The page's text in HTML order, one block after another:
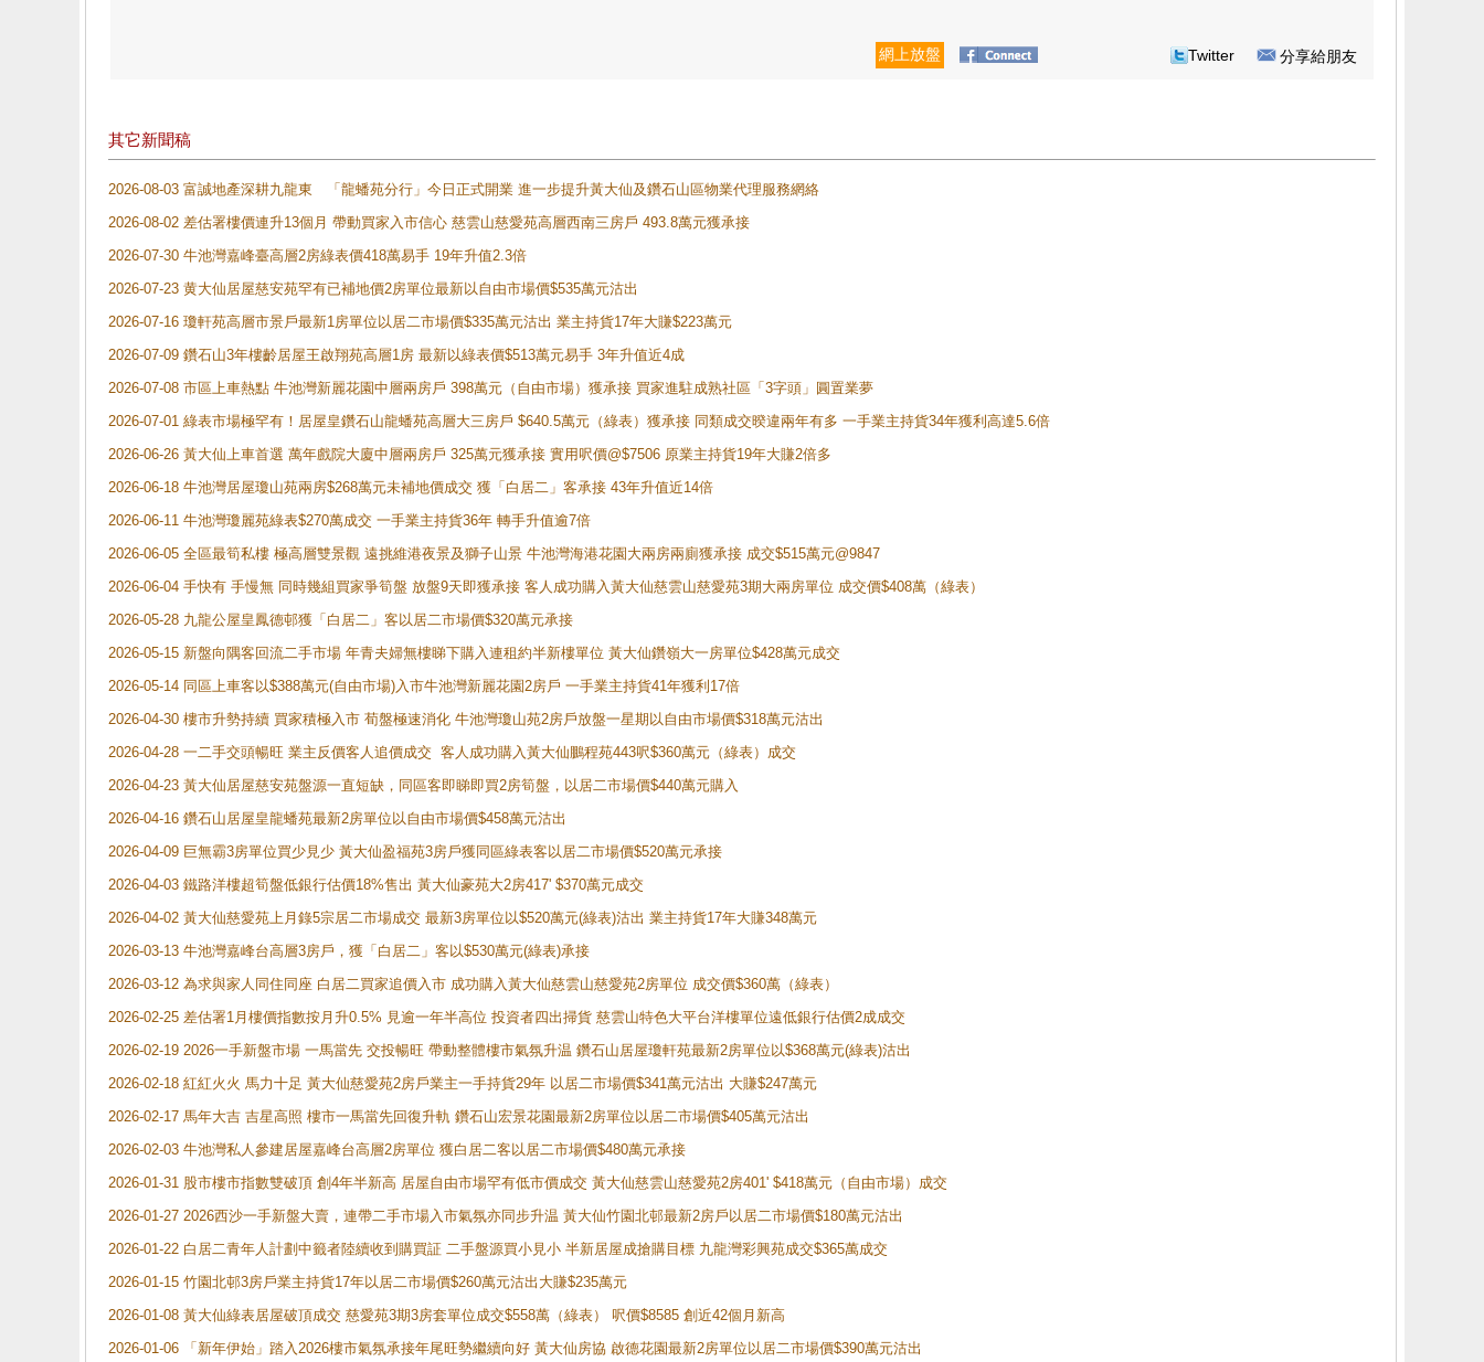
網上放盤 Twitter 分享給朋友
其它新聞稿
2026-08-03 富誠地產深耕九龍東 「龍蟠苑分行」今日正式開業 進一步提升黃大仙及鑽石山區物業代理服務網絡
2026-08-02 差估署樓價連升13個月 帶動買家入市信心 慈雲山慈愛苑高層西南三房戶 493.8萬元獲承接
2026-07-30 牛池灣嘉峰臺高層2房綠表價418萬易手 19年升值2.3倍
2026-07-23 黄大仙居屋慈安苑罕有已補地價2房單位最新以自由市場價$535萬元沽出
2026-07-16 瓊軒苑高層市景戶最新1房單位以居二市場價$335萬元沽出 業主持貨17年大賺$223萬元
2026-07-09 鑽石山3年樓齡居屋王啟翔苑高層1房 最新以綠表價$513萬元易手 3年升值近4成
2026-07-08 市區上車熱點 牛池灣新麗花園中層兩房戶 398萬元（自由市場）獲承接 買家進駐成熟社區「3字頭」圓置業夢
2026-07-01 綠表市場極罕有！居屋皇鑽石山龍蟠苑高層大三房戶 $640.5萬元（綠表）獲承接 同類成交暌違兩年有多 一手業主持貨34年獲利高達5.6倍
2026-06-26 黃大仙上車首選 萬年戲院大廈中層兩房戶 325萬元獲承接 實用呎價@$7506 原業主持貨19年大賺2倍多
2026-06-18 牛池灣居屋瓊山苑兩房$268萬元未補地價成交 獲「白居二」客承接 43年升值近14倍
2026-06-11 牛池灣瓊麗苑綠表$270萬成交 一手業主持貨36年 轉手升值逾7倍
2026-06-05 全區最筍私樓 極高層雙景觀 遠挑維港夜景及獅子山景 牛池灣海港花園大兩房兩廁獲承接 成交$515萬元@9847
2026-06-04 手快有 手慢無 同時幾組買家爭筍盤 放盤9天即獲承接 客人成功購入黃大仙慈雲山慈愛苑3期大兩房單位 成交價$408萬（綠表）
2026-05-28 九龍公屋皇鳳德邨獲「白居二」客以居二市場價$320萬元承接
2026-05-15 新盤向隅客回流二手市場 年青夫婦無樓睇下購入連租約半新樓單位 黃大仙鑽嶺大一房單位$428萬元成交
2026-05-14 同區上車客以$388萬元(自由市場)入市牛池灣新麗花園2房戶 一手業主持貨41年獲利17倍
2026-04-30 樓市升勢持續 買家積極入市 荀盤極速消化 牛池灣瓊山苑2房戶放盤一星期以自由市場價$318萬元沽出
2026-04-28 一二手交頭暢旺 業主反價客人追價成交 客人成功購入黃大仙鵬程苑443呎$360萬元（綠表）成交
2026-04-23 黃大仙居屋慈安苑盤源一直短缺，同區客即睇即買2房筍盤，以居二市場價$440萬元購入
2026-04-16 鑽石山居屋皇龍蟠苑最新2房單位以自由市場價$458萬元沽出
2026-04-09 巨無霸3房單位買少見少 黃大仙盈福苑3房戶獲同區綠表客以居二市場價$520萬元承接
2026-04-03 鐵路洋樓超筍盤低銀行估價18%售出 黃大仙豪苑大2房417' $370萬元成交
2026-04-02 黃大仙慈愛苑上月錄5宗居二市場成交 最新3房單位以$520萬元(綠表)沽出 業主持貨17年大賺348萬元
2026-03-13 牛池灣嘉峰台高層3房戶，獲「白居二」客以$530萬元(綠表)承接
2026-03-12 為求與家人同住同座 白居二買家追價入市 成功購入黃大仙慈雲山慈愛苑2房單位 成交價$360萬（綠表）
2026-02-25 差估署1月樓價指數按月升0.5% 見逾一年半高位 投資者四出掃貨 慈雲山特色大平台洋樓單位遠低銀行估價2成成交
2026-02-19 2026一手新盤市場 一馬當先 交投暢旺 帶動整體樓市氣氛升温 鑽石山居屋瓊軒苑最新2房單位以$368萬元(綠表)沽出
2026-02-18 紅紅火火 馬力十足 黃大仙慈愛苑2房戶業主一手持貨29年 以居二市場價$341萬元沽出 大賺$247萬元
2026-02-17 馬年大吉 吉星高照 樓市一馬當先回復升軌 鑽石山宏景花園最新2房單位以居二市場價$405萬元沽出
2026-02-03 牛池灣私人參建居屋嘉峰台高層2房單位 獲白居二客以居二市場價$480萬元承接
2026-01-31 股市樓市指數雙破頂 創4年半新高 居屋自由市場罕有低市價成交 黃大仙慈雲山慈愛苑2房401' $418萬元（自由市場）成交
2026-01-27 2026西沙一手新盤大賣，連帶二手市場入市氣氛亦同步升温 黃大仙竹園北邨最新2房戶以居二市場價$180萬元沽出
2026-01-22 白居二青年人計劃中籤者陸續收到購買証 二手盤源買小見小 半新居屋成搶購目標 九龍灣彩興苑成交$365萬成交
2026-01-15 竹園北邨3房戶業主持貨17年以居二市場價$260萬元沽出大賺$235萬元
2026-01-08 黃大仙綠表居屋破頂成交 慈愛苑3期3房套單位成交$558萬（綠表） 呎價$8585 創近42個月新高
2026-01-06 「新年伊始」踏入2026樓市氣氛承接年尾旺勢繼續向好 黃大仙房協 啟德花園最新2房單位以居二市場價$390萬元沽出